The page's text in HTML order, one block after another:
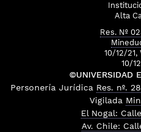
Alta
Res. Nº
10/12/21,
10/
©UNIVERSIDAD
Personería Jurídica Res. nº.
Vigilada
El Nogal:
Av. Chile: